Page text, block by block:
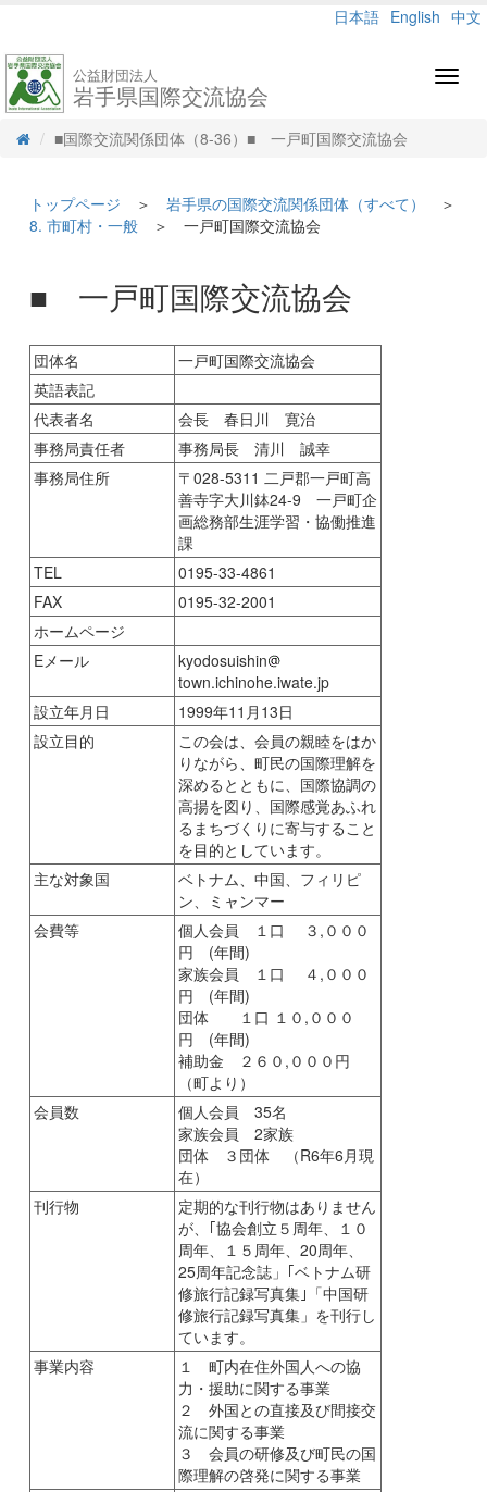
日本語 English 中文
公益財団法人
岩手県国際交流協会
■国際交流関係団体（8-36）■ 一戸町国際交流協会
トップページ ＞ 岩手県の国際交流関係団体（すべて）
＞
8. 市町村・一般 ＞ 一戸町国際交流協会
■ 一戸町国際交流協会
団体名
一戸町国際交流協会
英語表記
代表者名
会長 春日川 寛治
事務局責任者
事務局長 清川 誠幸
事務局住所
〒028-5311 二戸郡一戸町高
善寺字大川鉢24-9 一戸町企
画総務部生涯学習・協働推進
課
TEL
0195-33-4861
FAX
0195-32-2001
ホームページ
Eメール
kyodosuishin
town.ichinohe.iwate.jp
設立年月日
1999年11月13日
設立目的
この会は、会員の親睦をはか
りながら、町民の国際理解を
深めるとともに、国際協調の
高揚を図り、国際感覚あふれ
るまちづくりに寄与すること
を目的としています。
主な対象国
ベトナム、中国、フィリピ
ン、ミャンマー
会費等
個人会員 １口 ３,０００
円 (年間)
家族会員 １口 ４,０００
円 (年間)
団体 １口 １０,０００
円 (年間)
補助金 ２６０,０００円
（町より）
会員数
個人会員 35名
家族会員 2家族
団体 ３団体 （R6年6月現
在）
刊行物
定期的な刊行物はありません
が、｢協会創立５周年、１０
周年、１５周年、20周年、
25周年記念誌」｢ベトナム研
修旅行記録写真集｣「中国研
修旅行記録写真集」を刊行し
ています。
事業内容
１ 町内在住外国人への協
力・援助に関する事業
２ 外国との直接及び間接交
流に関する事業
３ 会員の研修及び町民の国
際理解の啓発に関する事業